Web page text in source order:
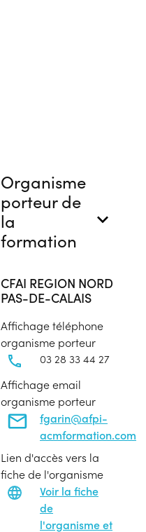
Organisme
porteur de
la
formation
CFAI REGION NORD
PAS-DE-CALAIS
Affichage téléphone
organisme porteur
03 28 33 44 27
Affichage email
organisme porteur
fgarin@afpi-
acmformation.com
Lien d'accès vers la
fiche de l'organisme
Voir la fiche
de
l'organisme et